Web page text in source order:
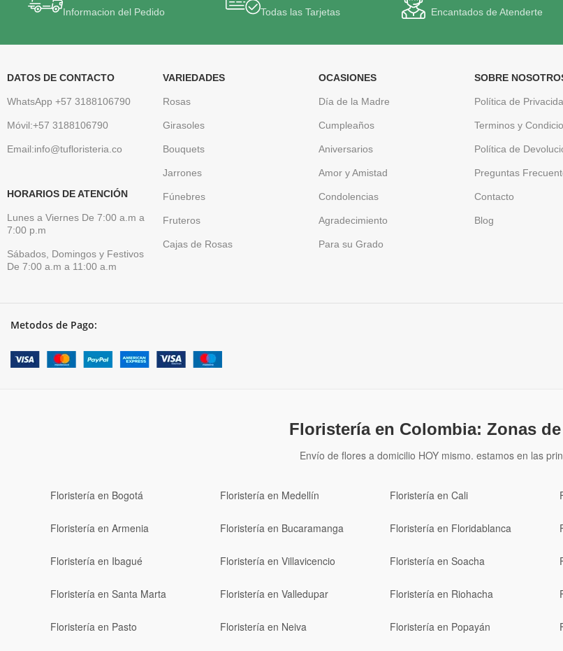
Informacion del Pedido
Todas las Tarjetas
Encantados de Atenderte
DATOS DE CONTACTO
WhatsApp +57 3188106790
Móvil:+57 3188106790
Email:info@tufloristeria.co
HORARIOS DE ATENCIÓN
Lunes a Viernes De 7:00 a.m a
7:00 p.m
Sábados, Domingos y Festivos
De 7:00 a.m a 11:00 a.m
VARIEDADES
Rosas
Girasoles
Bouquets
Jarrones
Fúnebres
Fruteros
Cajas de Rosas
OCASIONES
Día de la Madre
Cumpleaños
Aniversarios
Amor y Amistad
Condolencias
Agradecimiento
Para su Grado
SOBRE
Política de
Terminos y
Política de
Preguntas
Contacto
Blog
Metodos de Pago:
Floristería en Colombia: Zonas
Envío de flores a domicilio HOY mismo. estamos en las
Floristería en Bogotá Floristería en Medellín Floristería en Cali
Floristería en Armenia Floristería en Bucaramanga Floristería en Floridablanca
Floristería en Ibagué Floristería en Villavicencio Floristería en Soacha
Floristería en Santa Marta Floristería en Valledupar Floristería en Riohacha
Floristería en Pasto Floristería en Neiva Floristería en Popayán